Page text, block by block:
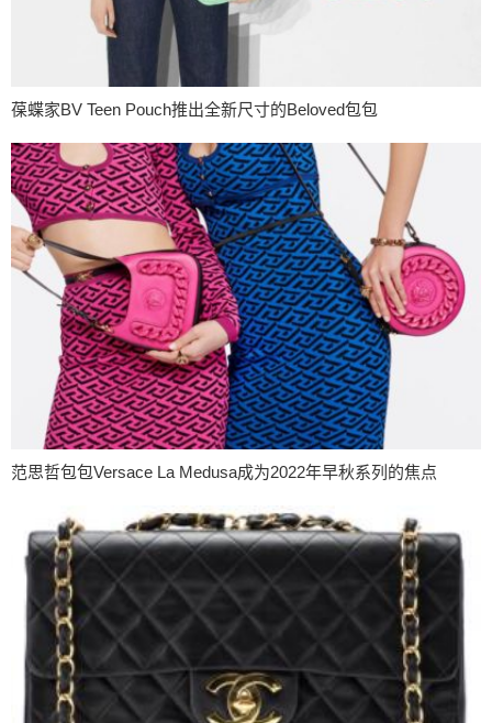
葆蝶家BV Teen Pouch推出全新尺寸的Beloved包包
范思哲包包Versace La Medusa成为2022年早秋系列的焦点